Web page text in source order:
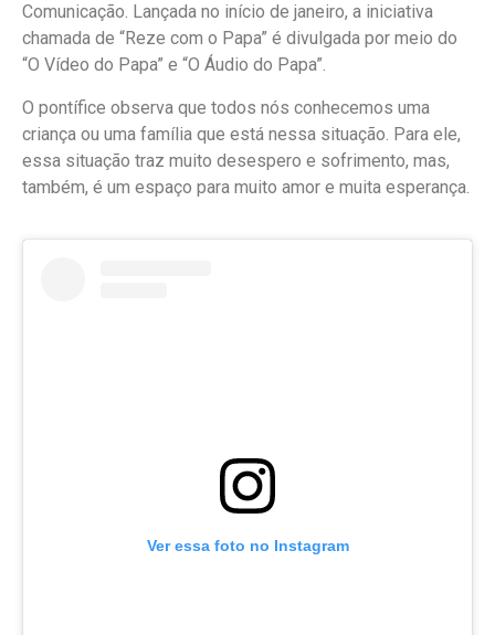
Comunicação. Lançada no início de janeiro, a iniciativa
chamada de “Reze com o Papa” é divulgada por meio do
“O Vídeo do Papa” e “O Áudio do Papa”.
O pontífice observa que todos nós conhecemos uma
criança ou uma família que está nessa situação. Para ele,
essa situação traz muito desespero e sofrimento, mas,
também, é um espaço para muito amor e muita esperança.
Ver essa foto no Instagram